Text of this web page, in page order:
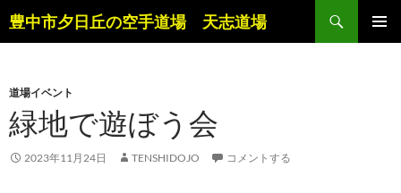
ン
ツ
へ
ス
キ
豊中市夕日丘の空手道場 天志道場
検
索
道場イベント
緑地で遊ぼう会
2023年11月24日 TENSHIDOJO コメントする